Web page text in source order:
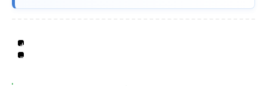
+
−